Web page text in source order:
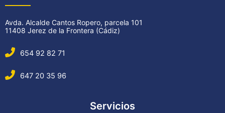
Avda. Alcalde Cantos Ropero, parcela 101
11408 Jerez de la Frontera (Cádiz)
654 92 82 71
647 20 35 96
Servicios